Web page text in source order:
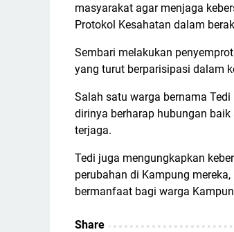
masyarakat agar menjaga
Protokol Kesahatan dalam
Sembari melakukan
yang turut berparisipasi dalam
Salah satu warga bernama
dirinya berharap hubungan
terjaga.
Tedi juga mengungkapkan
perubahan di Kampung
bermanfaat bagi warga
Share